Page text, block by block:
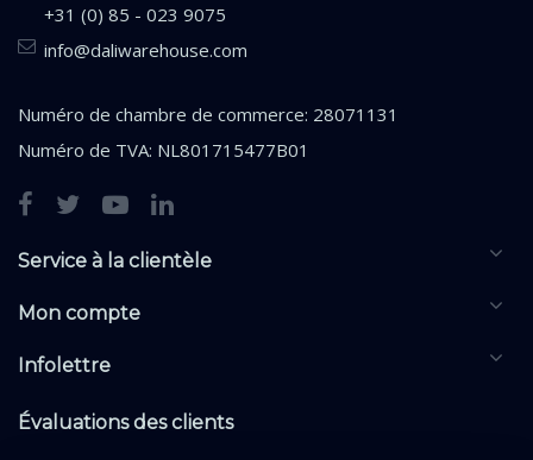
+31 (0) 85 - 023 9075
info@daliwarehouse.com
Numéro de chambre de commerce: 28071131
Numéro de TVA: NL801715477B01
Service à la clientèle
Mon compte
Infolettre
Évaluations des clients